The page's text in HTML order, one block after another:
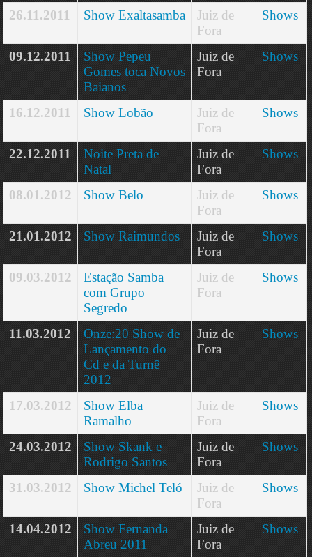
26.11.2011 Show Exaltasamba
Juiz de
Fora
Shows
09.12.2011
Show Pepeu
Gomes toca Novos
Baianos
Juiz de
Fora
Shows
16.12.2011 Show Lobão
Juiz de
Fora
Shows
22.12.2011
Noite Preta de
Natal
Juiz de
Fora
Shows
08.01.2012 Show Belo
Juiz de
Fora
Shows
21.01.2012 Show Raimundos
Juiz de
Fora
Shows
09.03.2012
Estação Samba
com Grupo
Segredo
Juiz de
Fora
Shows
11.03.2012
Onze:20 Show de
Lançamento do
Cd e da Turnê
2012
Juiz de
Fora
Shows
17.03.2012
Show Elba
Ramalho
Juiz de
Fora
Shows
24.03.2012
Show Skank e
Rodrigo Santos
Juiz de
Fora
Shows
31.03.2012 Show Michel Teló
Juiz de
Fora
Shows
14.04.2012
Show Fernanda
Abreu 2011
Juiz de
Fora
Shows